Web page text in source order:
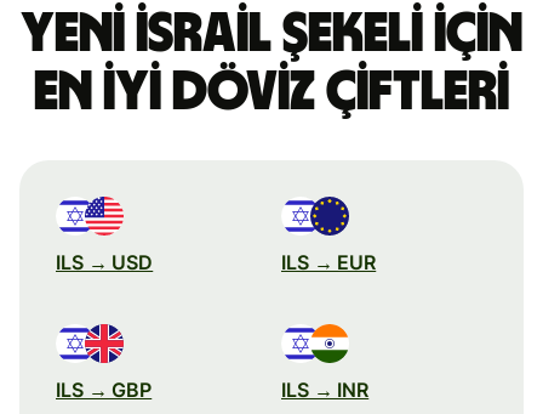
Yeni İsrail şekeli için
en iyi döviz çiftleri
ILS → USD ILS → EUR
ILS → GBP ILS → INR